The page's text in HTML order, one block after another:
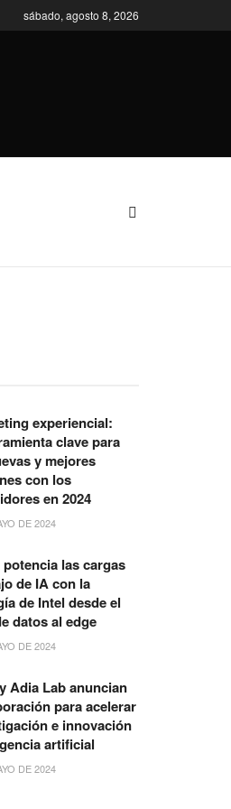
sábado, agosto 8, 2026
experiencial:
clave para
y mejores
con los
en 2024
DE 2024
potencia las cargas
de IA con la
de Intel desde el
datos al edge
DE 2024
Adia Lab anuncian
para acelerar
e innovación
artificial
DE 2024